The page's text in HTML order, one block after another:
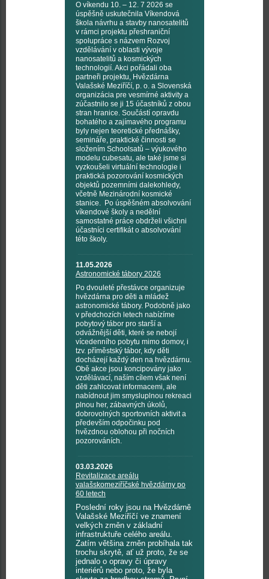
O víkendu 10. – 12. 7 2026 se
úspěšně uskutečnila Víkendová
škola návrhu a stavby nanosatelitů
v rámci projektu přeshraniční
spolupráce s názvem Rozvoj
vzdělávání v oblasti vývoje
nanosatelitů a kosmických
technologií. Akci pořádali oba
partneři projektu, Hvězdárna
Valašské Meziříčí, p. o. a Slovenská
organizácia pre vesmírné aktivity a
zúčastnilo se ji 15 účastníků z obou
stran hranice. Součástí opravdu
bohatého a zajímavého programu
byly nejen teoretické přednášky,
semináře, praktické činnosti se
složením Schoolsatů – výukového
modelu cubesatu, ale také jsme si
vyzkoušeli virtuální technologie i
praktická pozorování kosmických
objektů pozemními dalekohledy,
včetně Mezinárodní kosmické
stanice. Po úspěšném absolvování
víkendové školy a nedělní
samostatné práce obdrželi všichni
účastníci certifikát o absolvování
této školy.
11.05.2026
Astronomické tábory 2026
Po dvouleté přestávce organizuje
hvězdárna pro děti a mládež
astronomické tábory. Podobně jako
v předchozích letech nabízíme
pobytový tábor pro starší a
odvážnější děti, které se nebojí
vícedenního pobytu mimo domov, i
tzv. příměstský tábor, kdy děti
docházejí každý den na hvězdárnu.
Obě akce jsou koncipovány jako
vzdělávací, naším cílem však není
děti zahlcovat informacemi, ale
nabídnout jim smysluplnou rekreaci
plnou her, zábavných úkolů,
dobrovolných sportovních aktivit a
především odpočinku pod
hvězdnou oblohou při nočních
pozorováních.
03.03.2026
Revitalizace areálu
valašskomeziříčské hvězdárny po
60 letech
Poslední roky jsou na Hvězdárně
Valašské Meziříčí ve znamení
velkých změn v základní
infrastruktuře celého areálu.
Zatím většina změn probíhala tak
trochu skrytě, ať už proto, že se
jednalo o opravy či úpravy
interiérů nebo proto, že byla